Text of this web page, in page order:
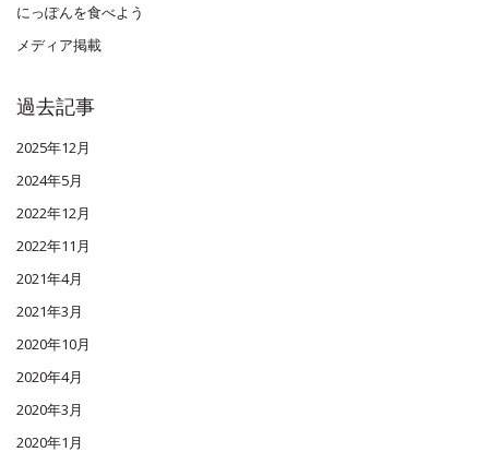
にっぽんを食べよう
メディア掲載
過去記事
2025年12月
2024年5月
2022年12月
2022年11月
2021年4月
2021年3月
2020年10月
2020年4月
2020年3月
2020年1月